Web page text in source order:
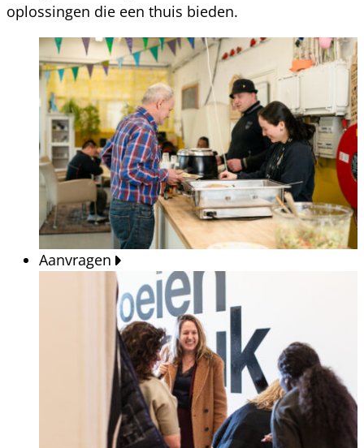
oplossingen die een thuis bieden.
Aanvragen